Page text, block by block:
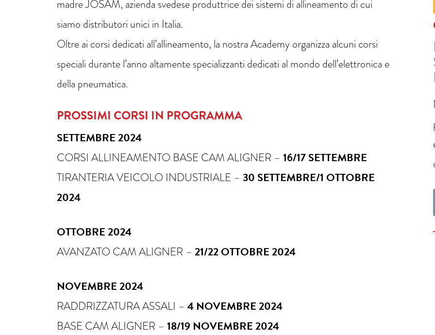
madre JOSAM, azienda svedese produttrice dei sistemi di allineamento di cui
siamo distributori unici in Italia.
Oltre ai corsi dedicati all’allineamento, la nostra Academy organizza alcuni corsi
speciali durante l’anno altamente specializzanti dedicati al mondo dell’elettronica e
della pneumatica.
PROSSIMI CORSI IN PROGRAMMA
SETTEMBRE 2024
CORSI ALLINEAMENTO BASE CAM ALIGNER – 16/17 SETTEMBRE
TIRANTERIA VEICOLO INDUSTRIALE – 30 SETTEMBRE/1 OTTOBRE
2024
OTTOBRE 2024
AVANZATO CAM ALIGNER – 21/22 OTTOBRE 2024
NOVEMBRE 2024
RADDRIZZATURA ASSALI – 4 NOVEMBRE 2024
BASE CAM ALIGNER – 18/19 NOVEMBRE 2024